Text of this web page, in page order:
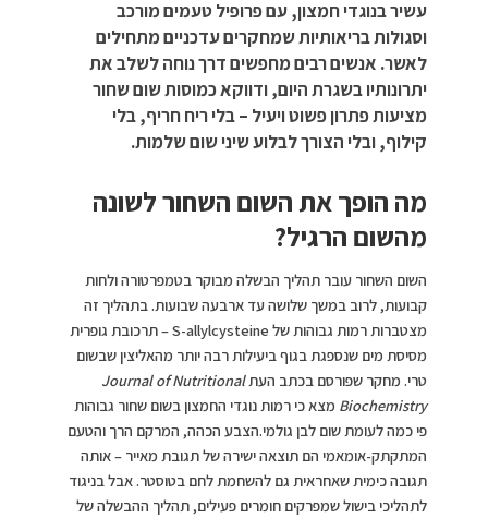
עשיר בנוגדי חמצון, עם פרופיל טעמים מורכב
וסגולות בריאותיות שמחקרים עדכניים מתחילים
לאשר. אנשים רבים מחפשים דרך נוחה לשלב את
יתרונותיו בשגרת היום, ודווקא כמוסות שום שחור
מציעות פתרון פשוט ויעיל – בלי ריח חריף, בלי
קילוף, ובלי הצורך לבלוע שיני שום שלמות.
מה הופך את השום השחור לשונה
מהשום הרגיל?
השום השחור עובר תהליך הבשלה מבוקר בטמפרטורה ולחות
קבועות, לרוב במשך שלושה עד ארבעה שבועות. בתהליך זה
מצטברות רמות גבוהות של S-allylcysteine – תרכובת גופרית
מסיסת מים שנספגת בגוף ביעילות רבה יותר מהאליצין שבשום
טרי. מחקר שפורסם בכתב העתJournal of Nutritional
Biochemistry מצא כי רמות נוגדי החמצון בשום שחור גבוהות
פי כמה לעומת שום לבן גולמי.הצבע הכהה, המרקם הרך והטעם
המתקתק-אומאמי הם תוצאה ישירה של תגובת מאייר – אותה
תגובה כימית שאחראית גם להשחמת לחם בטוסטר. אבל בניגוד
לתהליכי בישול שמפרקים חומרים פעילים, תהליך ההבשלה של